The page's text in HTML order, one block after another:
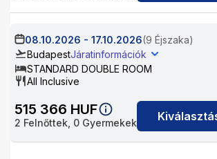
08.10.2026 - 17.10.2026(9 Éjszaka)
BudapestJáratinformációk
STANDARD DOUBLE ROOM
All Inclusive
515 366 HUF
2 Felnőttek, 0 Gyermekek